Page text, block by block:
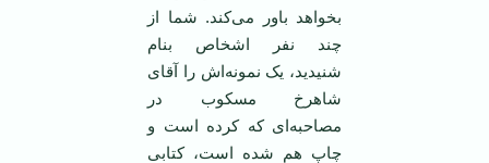
بخواهد باور می‌کند. شما از
چند نفر اشخاص بنام
شنیدید، یک نمونه‌اش را آقای
شاهرخ مسکوب در
مصاحبه‌ای که کرده است و
چاپ هم شده است، کتابی